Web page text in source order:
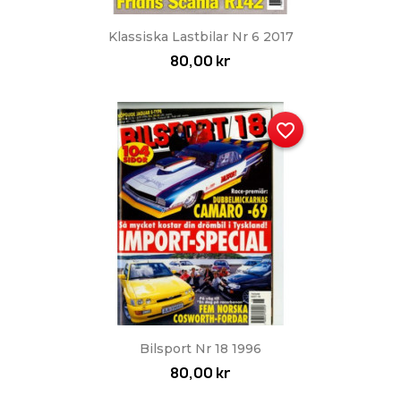
Klassiska Lastbilar Nr 6 2017
80,00 kr
Bilsport Nr 18 1996
80,00 kr
favorite_border